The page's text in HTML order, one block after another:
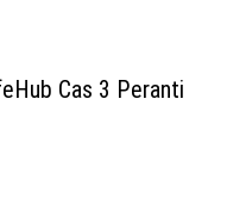
Cas 3 Peranti